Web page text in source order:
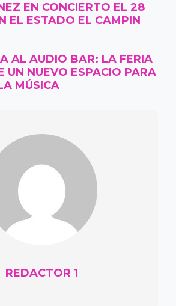
EN CONCIERTO EL 28
EL ESTADO EL CAMPIN
AL AUDIO BAR: LA FERIA
UN NUEVO ESPACIO PARA
MÚSICA
REDACTOR 1